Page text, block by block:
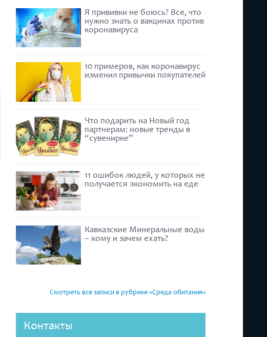
Я прививки не боюсь? Все, что
нужно знать о вакцинах против
коронавируса
10 примеров, как коронавирус
изменил привычки покупателей
Что подарить на Новый год
партнерам: новые тренды в
“сувенирке”
11 ошибок людей, у которых не
получается экономить на еде
Кавказские Минеральные воды
– кому и зачем ехать?
Смотреть все записи в рубрике «Среда обитания»
Контакты